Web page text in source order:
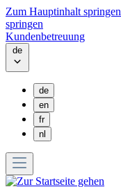
Zum Hauptinhalt springen
springen
Kundenbetreuung
de
de
en
fr
nl